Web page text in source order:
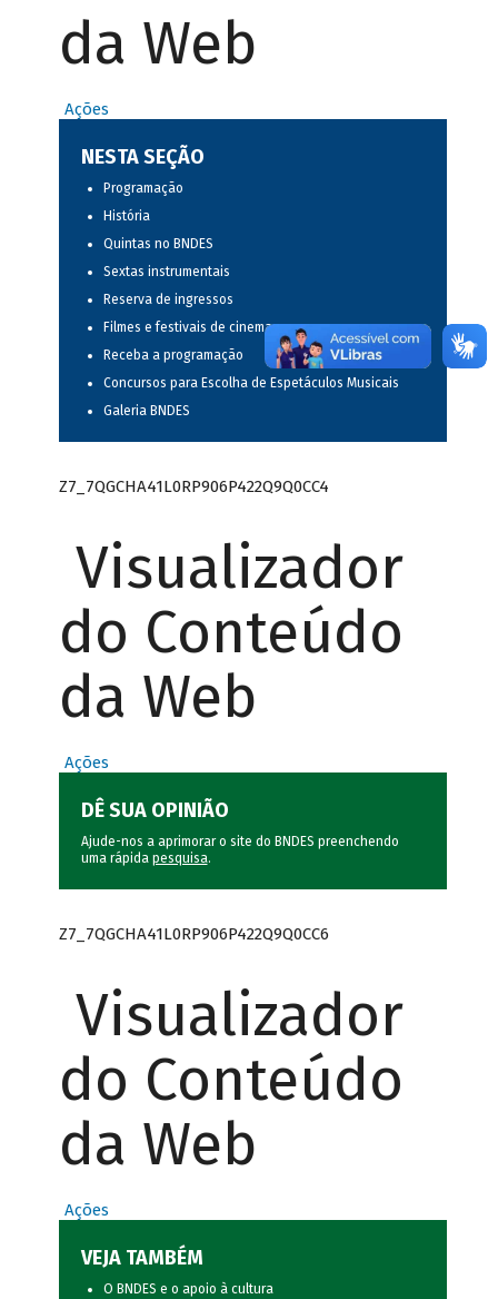
da Web
Ações
NESTA SEÇÃO
Programação
História
Quintas no BNDES
Sextas instrumentais
Reserva de ingressos
Filmes e festivais de cinema
Receba a programação
Concursos para Escolha de Espetáculos Musicais
Galeria BNDES
Z7_7QGCHA41L0RP906P422Q9Q0CC4
Visualizador
do Conteúdo
da Web
Ações
DÊ SUA OPINIÃO
Ajude-nos a aprimorar o site do BNDES preenchendo
uma rápida pesquisa.
Z7_7QGCHA41L0RP906P422Q9Q0CC6
Visualizador
do Conteúdo
da Web
Ações
VEJA TAMBÉM
O BNDES e o apoio à cultura